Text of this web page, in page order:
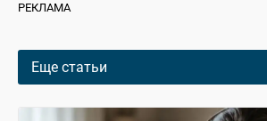
РЕКЛАМА
Еще статьи